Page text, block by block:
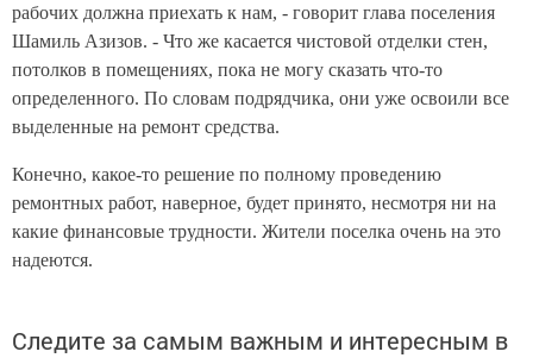
рабочих должна приехать к нам, - говорит глава поселения
Шамиль Азизов. - Что же касается чистовой отделки стен,
потолков в помещениях, пока не могу сказать что-то
определенного. По словам подрядчика, они уже освоили все
выделенные на ремонт средства.
Конечно, какое-то решение по полному проведению
ремонтных работ, наверное, будет принято, несмотря ни на
какие финансовые трудности. Жители поселка очень на это
надеются.
Следите за самым важным и интересным в